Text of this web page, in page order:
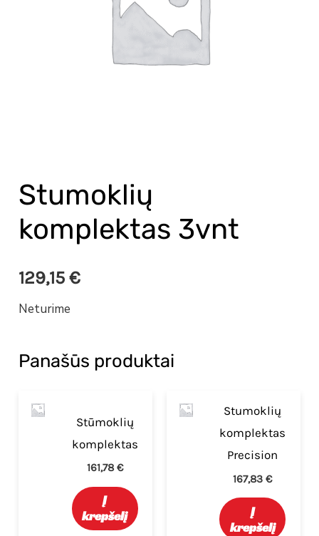
Stumoklių
komplektas 3vnt
129,15€
Neturime
Panašūs produktai
Stūmoklių
komplektas
161,78€
Į
krepšelį
Stumoklių
komplektas
Precision
167,83€
Į
krepšelį